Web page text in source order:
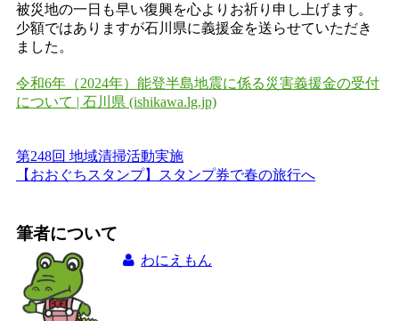
被災地の一日も早い復興を心よりお祈り申し上げます。
少額ではありますが石川県に義援金を送らせていただき
ました。
令和6年（2024年）能登半島地震に係る災害義援金の受付
について | 石川県 (ishikawa.lg.jp)
投
稿
ビ
ゲ
ー
第248回 地域清掃活動実施
【おおぐちスタンプ】スタンプ券で春の旅行へ
筆者について
わにえもん